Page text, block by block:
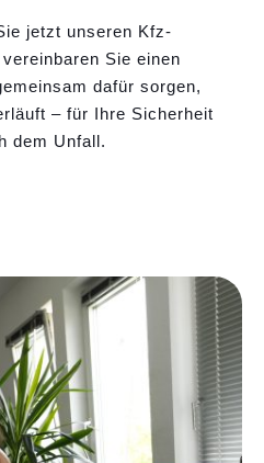
jetzt unseren Kfz-
Sie einen
dafür sorgen,
– für Ihre Sicherheit
dem Unfall.